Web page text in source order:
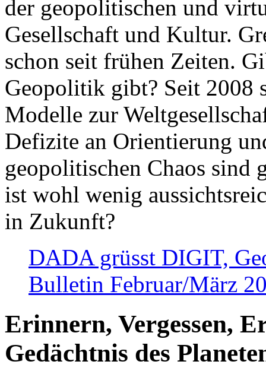
der geopolitischen und
Gesellschaft und Kultur.
schon seit frühen Zeiten.
Geopolitik gibt? Seit 2008
Modelle zur
Defizite an Orientierung
geopolitischen Chaos sind
ist wohl wenig
in Zukunft?
DADA grüsst DIGIT,
Bulletin Februar/März
Erinnern, Vergessen,
Gedächtnis des